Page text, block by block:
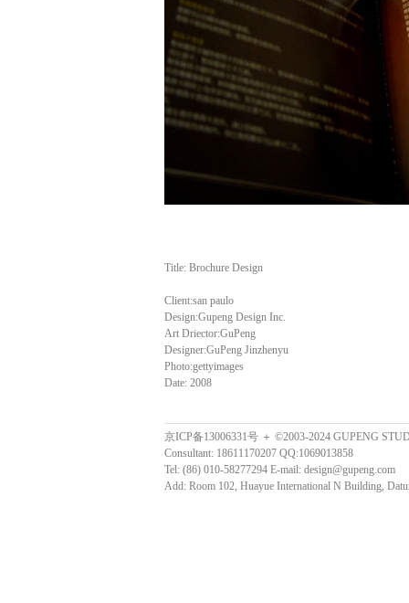
Title: Brochure Design
Client:san paulo
Design:Gupeng Design Inc.
Art Driector:GuPeng
Designer:GuPeng Jinzhenyu
Photo:gettyimages
Date: 2008
京ICP备13006331号 ＋ ©2003-2024 GUPENG
Consultant: 18611170207 QQ:1069013858
Tel: (86) 010-58277294 E-mail: design@gupeng.com
Add: Room 102, Huayue International N Building,